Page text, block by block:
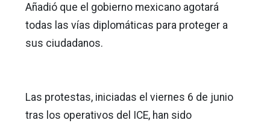
Añadió que el gobierno mexicano agotará
todas las vías diplomáticas para proteger a
sus ciudadanos.
Las protestas, iniciadas el viernes 6 de junio
tras los operativos del ICE, han sido